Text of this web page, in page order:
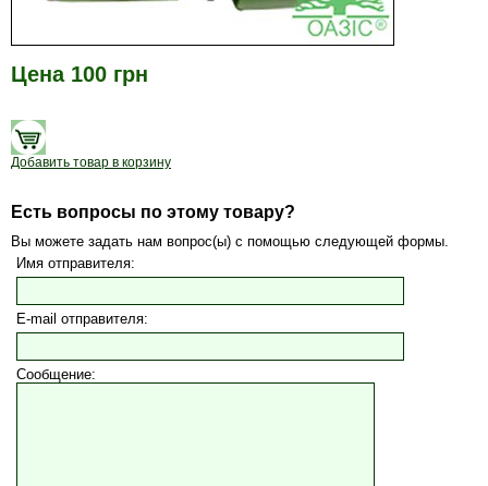
Цена 100 грн
Добавить товар в корзину
Есть вопросы по этому товару?
Вы можете задать нам вопрос(ы) с помощью следующей формы.
Имя отправителя:
E-mail отправителя:
Сообщение: